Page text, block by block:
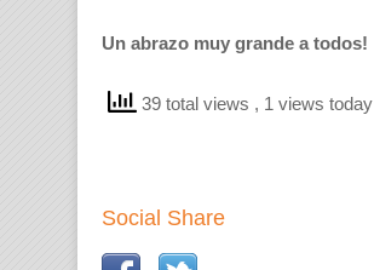
Un abrazo muy grande a todos!
39 total views , 1 views today
Social Share